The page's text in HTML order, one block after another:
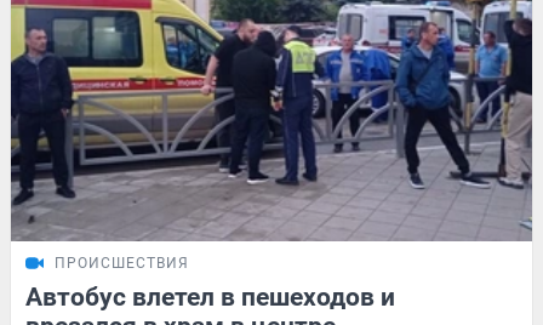
ПРОИСШЕСТВИЯ
Автобус влетел в пешеходов и